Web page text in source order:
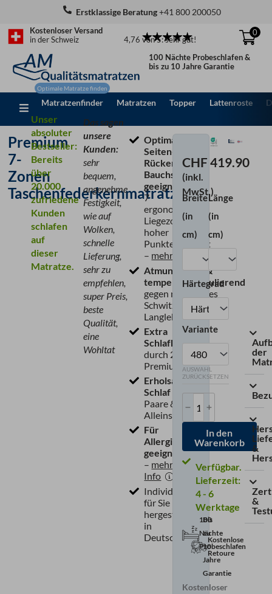
springen
Erstklassige Beratung+41 800 200050
Kostenloser Versand
in der Schweiz
4,76 von 5: sehr gut!
0
100 Nächte Probeschlafen &
bis zu 10 Jahre Garantie
Matratzenfinder Matratzen Topper Lattenroste
Premium
7-
Zonen
Taschenfederkernmatratze
Unser
absoluter
Bestseller:
Bereits
über
20.000
zufriedene
Kunden
schlafen
auf
dieser
Matratze.
Das sagen
unsere
Kunden:
sehr
bequem,
angenehme
Festigkeit,
wie auf
Wolken,
schnelle
Lieferung,
sehr zu
empfehlen,
super Preis,
beste
Qualität,
eine
Wohltat
Optimal für
Seiten-,
Rücken- &
Bauchschläfer
geeignet,dank
7
ergonomischen
Liegezonen &
hoher
Punktelastizität
– mehr Info
Atmungsaktiv &
temperaturregulierend
gegen nächtliches
Schwitzen & für
Langlebigkeit
Extra
Schlafkomfort
durch 24 cm
Premiumhöhe
Erholsamer
Schlaf für
Paare &
Alleinschläfer
Für
Allergiker
geeignet
– mehr
Info
Individuell
für Sie
hergestellt
in
Deutschland
CHF 419.90
(inkl.
MwSt.)
Breite
(in
cm)
Länge
(in
cm)
Härtegrad
Variante
AUSWAHL
ZURÜCKSETZEN
Premium
In den
Warenkorb
Lieferzeit:
4 - 6
Werktage
100
Nächte
Probeschlafen
Bis
zu
10
Jahre
Garantie
Kostenlose
Retoure
Kostenloser
der
&
&